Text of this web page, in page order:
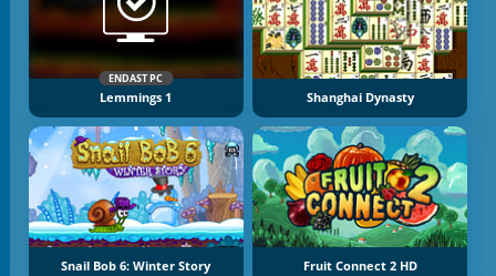
ENDAST PC
Lemmings 1 Shanghai Dynasty
Snail Bob 6: Winter Story Fruit Connect 2 HD